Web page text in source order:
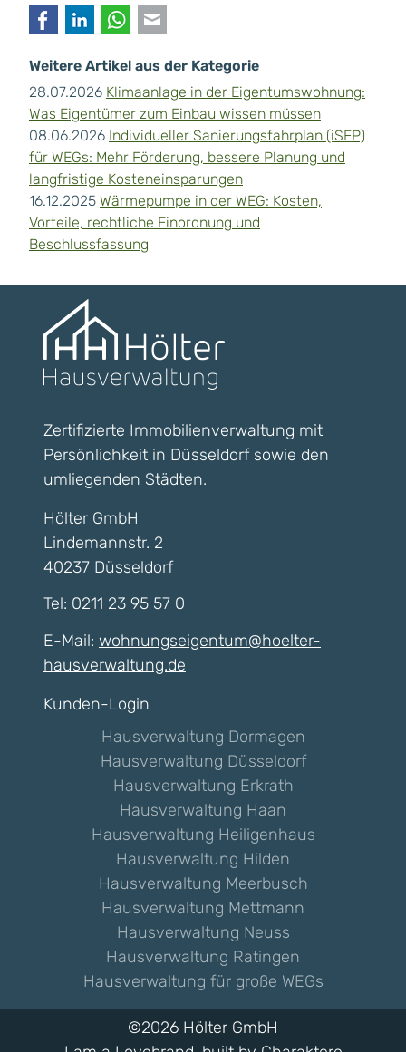
FacebookLinkedInWhatsApp
Weitere Artikel aus der Kategorie
28.07.2026 Klimaanlage in der Eigentumswohnung:
Was Eigentümer zum Einbau wissen müssen
08.06.2026 Individueller Sanierungsfahrplan (iSFP)
für WEGs: Mehr Förderung, bessere Planung und
langfristige Kosteneinsparungen
16.12.2025 Wärmepumpe in der WEG: Kosten,
Vorteile, rechtliche Einordnung und
Beschlussfassung
Zertifizierte Immobilienverwaltung mit
Persönlichkeit in Düsseldorf sowie den
umliegenden Städten.
Hölter GmbH
Lindemannstr. 2
40237 Düsseldorf
Tel: 0211 23 95 57 0
E-Mail: wohnungseigentum@hoelter-
hausverwaltung.de
Navigation überspringen
Kunden-Login
Navigation überspringen
Hausverwaltung Dormagen
Hausverwaltung Düsseldorf
Hausverwaltung Erkrath
Hausverwaltung Haan
Hausverwaltung Heiligenhaus
Hausverwaltung Hilden
Hausverwaltung Meerbusch
Hausverwaltung Mettmann
Hausverwaltung Neuss
Hausverwaltung Ratingen
Hausverwaltung für große WEGs
©2026 Hölter GmbH